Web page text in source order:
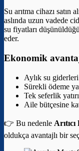
Su arıtma cihazı
aslında uzun vadede
su fiyatları
eder.
Ekonomik
Aylık su
Sürekli ödeme
Tek seferlik
Aile bütçesine
👉 Bu nedenle
oldukça avantajlı bir